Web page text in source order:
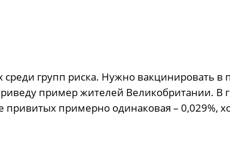
групп риска. Нужно вакцинировать в
пример жителей Великобритании. В
привитых примерно одинаковая – 0,029%,